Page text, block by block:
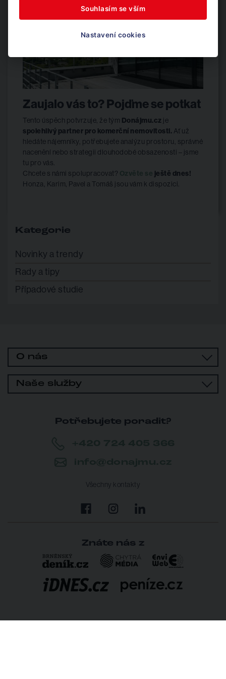
Zaujalo vás to? Pojďme se potkat
Tento úspěch potvrzuje, že tým Donájmu.cz je
spolehlivý partner pro komerční nemovitosti. Ať už
hledáte nájemníky, potřebujete analýzu prostoru, správné
nacenění nebo strategii dlouhodobé obsazenosti – jsme
tu pro vás.
Chcete s námi spolupracovat?
ještě dnes!
Honza, Karim, Pavel a Tomáš jsou vám k dispozici.
Kategorie
Novinky a trendy
Rady a tipy
Případové studie
O nás
Naše služby
Potřebujete poradit?
Všechny kontakty
Znáte nás z
Souhlasím se vším
Nastavení cookies